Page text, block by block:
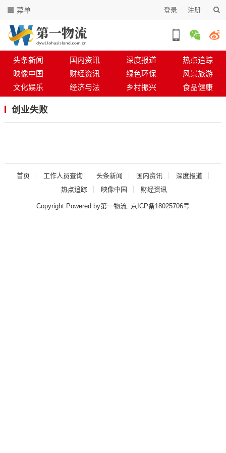
登录 注册
菜单
头条新闻 国内资讯 深度报道
热点追踪
映像中国
财经资讯 绿色环保
风景旅游
文化娱乐
经济与法 乡村振兴 食品健康
创业失败
首页 工作人员查询 头条新闻 国内资讯
深度报道
热点追踪
映像中国 财经资讯
Copyright Powered by第一物流. 京ICP备18025706号